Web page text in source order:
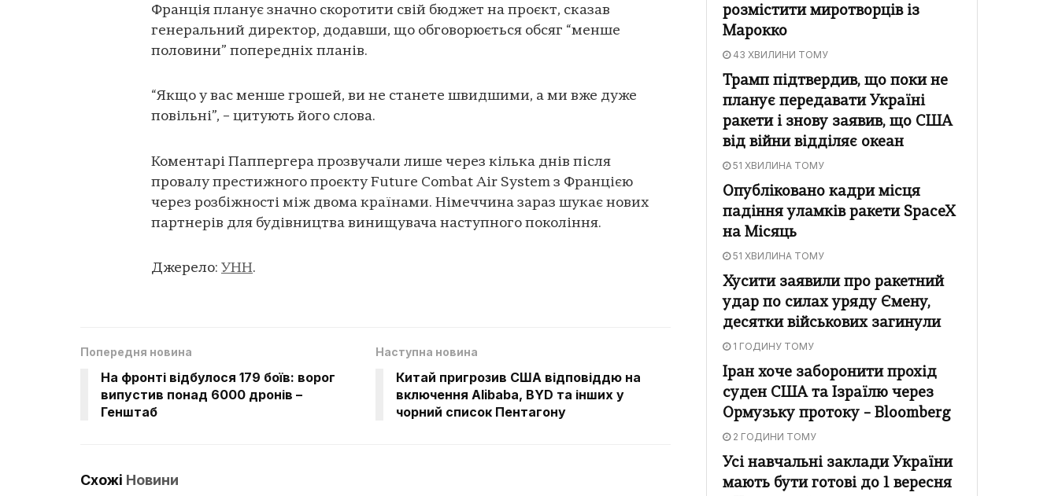
Франція планує значно скоротити свій бюджет на проєкт, сказав
генеральний директор, додавши, що обговорюється обсяг “менше
половини” попередніх планів.
“Якщо у вас менше грошей, ви не станете швидшими, а ми вже дуже
повільні”, – цитують його слова.
Коментарі Паппергера прозвучали лише через кілька днів після
провалу престижного проєкту Future Combat Air System з Францією
через розбіжності між двома країнами. Німеччина зараз шукає нових
партнерів для будівництва винищувача наступного покоління.
Джерело: УНН.
Попередня новина
На фронті відбулося 179 боїв: ворог
випустив понад 6000 дронів –
Генштаб
Наступна новина
Китай пригрозив США відповіддю на
включення Alibaba, BYD та інших у
чорний список Пентагону
Схожі Новини
розмістити миротворців із
Марокко
43 ХВИЛИНИ ТОМУ
Трамп підтвердив, що поки не
планує передавати Україні
ракети і знову заявив, що США
від війни відділяє океан
51 ХВИЛИНА ТОМУ
Опубліковано кадри місця
падіння уламків ракети SpaceX
на Місяць
51 ХВИЛИНА ТОМУ
Хусити заявили про ракетний
удар по силах уряду Ємену,
десятки військових загинули
1 ГОДИНУ ТОМУ
Іран хоче заборонити прохід
суден США та Ізраїлю через
Ормузьку протоку – Bloomberg
2 ГОДИНИ ТОМУ
Усі навчальні заклади України
мають бути готові до 1 вересня